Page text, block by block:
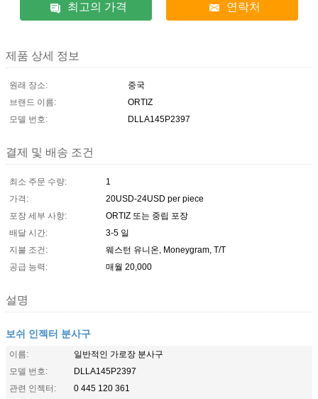
최고의 가격 연락처
제품 상세 정보
원래 장소:
중국
브랜드 이름:
ORTIZ
모델 번호:
DLLA145P2397
결제 및 배송 조건
최소 주문 수량:
1
가격:
20USD-24USD per piece
포장 세부 사항:
ORTIZ 또는 중립 포장
배달 시간:
3-5 일
지불 조건:
웨스턴 유니온, Moneygram, T/T
공급 능력:
매월 20,000
설명
보쉬 인젝터 분사구
이름:
일반적인 가로장 분사구
모델 번호:
DLLA145P2397
관련 인젝터:
0 445 120 361